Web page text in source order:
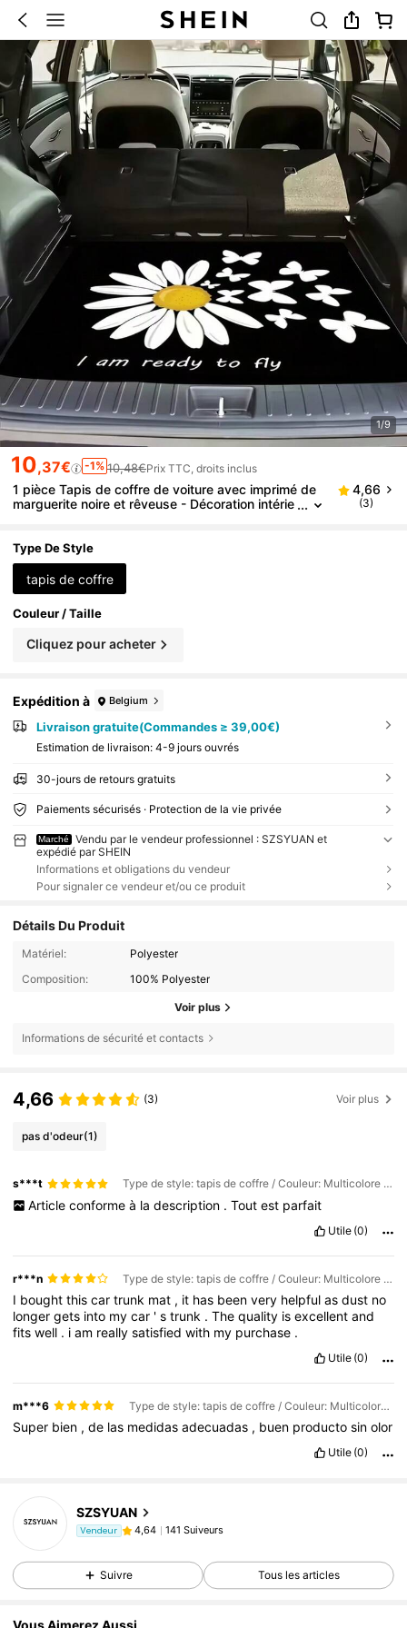
1/9
10,37€ -1% 10,48€Prix TTC, droits inclus
1 pièce Tapis de coffre de voiture avec imprimé de
marguerite noire et rêveuse - Décoration intérie
que, style plat 2D
4,66
(3)
Type De Style
tapis de coffre
Couleur / Taille
Cliquez pour acheter
Expédition à Belgium
Livraison gratuite(Commandes ≥ 39,00€)
Estimation de livraison: 4-9 jours ouvrés
30-jours de retours gratuits
Paiements sécurisés · Protection de la vie privée
Marché
Vendu par le vendeur professionnel : SZSYUAN et
expédié par SHEIN
Informations et obligations du vendeur
Pour signaler ce vendeur et/ou ce produit
Détails Du Produit
Matériel:
Polyester
Composition:
100% Polyester
Voir plus
Informations de sécurité et contacts
4,66 (3) Voir plus
pas d'odeur(1)
s***t Type de style: tapis de coffre / Couleur: Multicolore / Taille: 1 marguerite
Article conforme à la description . Tout est parfait
Utile (0)
r***n Type de style: tapis de coffre / Couleur: Multicolore / Taille: 1 marguerite
I boughtthiscartrunk mat , it has beenvery helpfulasdust no
longergets into mycar 'strunk .Thequality isexcellentand
fitswell . iam reallysatisfiedwith my purchase .
Utile (0)
m***6 Type de style: tapis de coffre / Couleur: Multicolore / Taille: 1 marguerite
Super bien ,de las medidasadecuadas , buen productosinolor
Utile (0)
SZSYUAN
Vendeur 4,64 141 Suiveurs
Suivre Tous les articles